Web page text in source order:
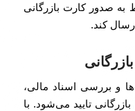
به صدور کارت بازرگانی
کند.
و بررسی اسناد مالی،
تایید می‌شود. با